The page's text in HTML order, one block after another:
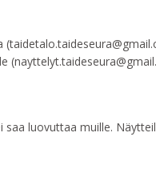
luovuttaa muille.